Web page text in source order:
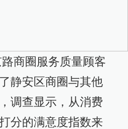
路商圈服务质量顾客
静安区商圈与其他
调查显示，从消费
分的满意度指数来